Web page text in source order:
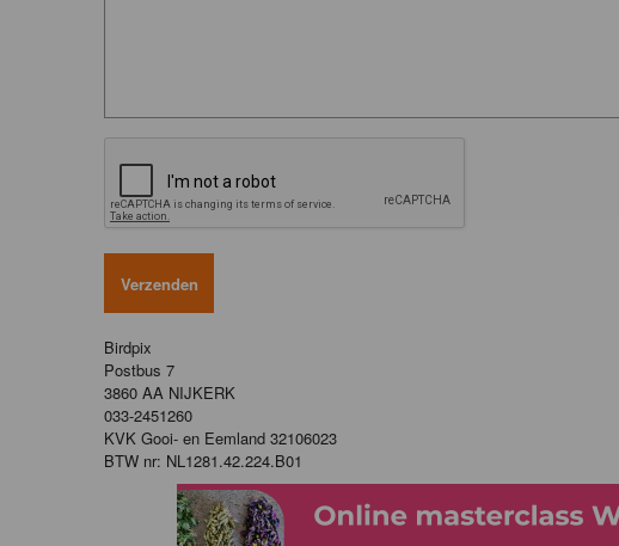
Birdpix
Postbus 7
3860 AA NIJKERK
033-2451260
KVK Gooi- en Eemland 32106023
BTW nr: NL1281.42.224.B01